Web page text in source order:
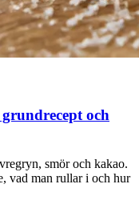
och
smör och kakao.
vad man rullar i och hur